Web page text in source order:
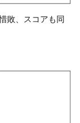
敗、スコアも同